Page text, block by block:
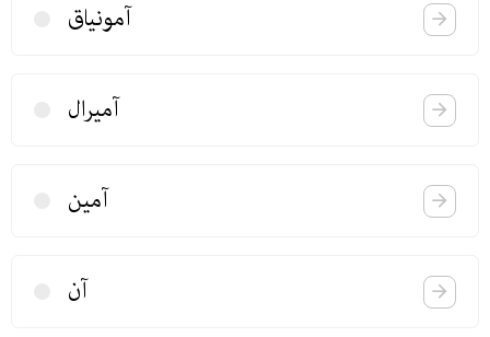
آمونیاق
آمیرال
آمین
آن